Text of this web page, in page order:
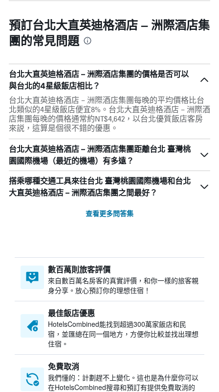
預訂台北大直英迪格酒店 – 洲際酒店集
團的常見問題
台北大直英迪格酒店 – 洲際酒店集團的價格是否可以
與台北的4星級飯店相比？
台北大直英迪格酒店 – 洲際酒店集團每晚的平均價格比台
北類似的4星級飯店便宜8%。台北大直英迪格酒店 – 洲際酒
店集團每晚的價格通常約NT$4,642，以台北優質飯店客房
來説，這算是個很不錯的優惠。
台北大直英迪格酒店 – 洲際酒店集團距離台北 臺灣桃
園國際機場（最近的機場）有多遠？
搭乘哪種交通工具來往台北 臺灣桃園國際機場和台北
大直英迪格酒店 – 洲際酒店集團之間最好？
查看更多問答集
數百萬則旅客評價
來自數百萬名房客的真實評價，和你一樣的旅客親
身分享。放心預訂你的理想住宿！
最佳飯店優惠
HotelsCombined​能找到超過300萬家飯店和民
宿，並匯總在同一個地方，方便你比較並找出理想
住宿。
免費取消
我們懂的：計劃趕不上變化。這也是為什麼你可以
在HotelsCombined搜尋和預訂有提供免費取消的